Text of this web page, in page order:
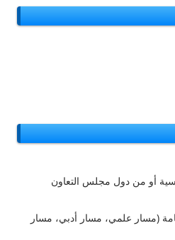
أو من دول مجلس التعاون
(مسار علمي، مسار أدبي، مسار